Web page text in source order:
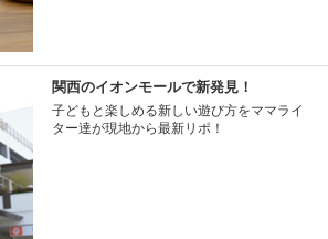
関西のイオンモールで新発見！
子どもと楽しめる新しい遊び方をママライ
ター達が現地から最新リポ！